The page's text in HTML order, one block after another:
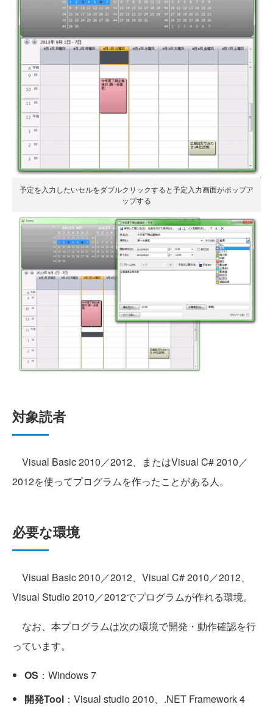
予定を入力したいセルをダブルクリックすると予定入力画面がポップア
ップする
対象読者
Visual Basic 2010／2012、またはVisual C# 2010／
2012を使ってプログラムを作ったことがある人。
必要な環境
Visual Basic 2010／2012、Visual C# 2010／2012、
Visual Studio 2010／2012でプログラムが作れる環境。
なお、本プログラムは次の環境で開発・動作確認を行
っています。
OS ：Windows 7
開発Tool ：Visual studio 2010、.NET Framework 4